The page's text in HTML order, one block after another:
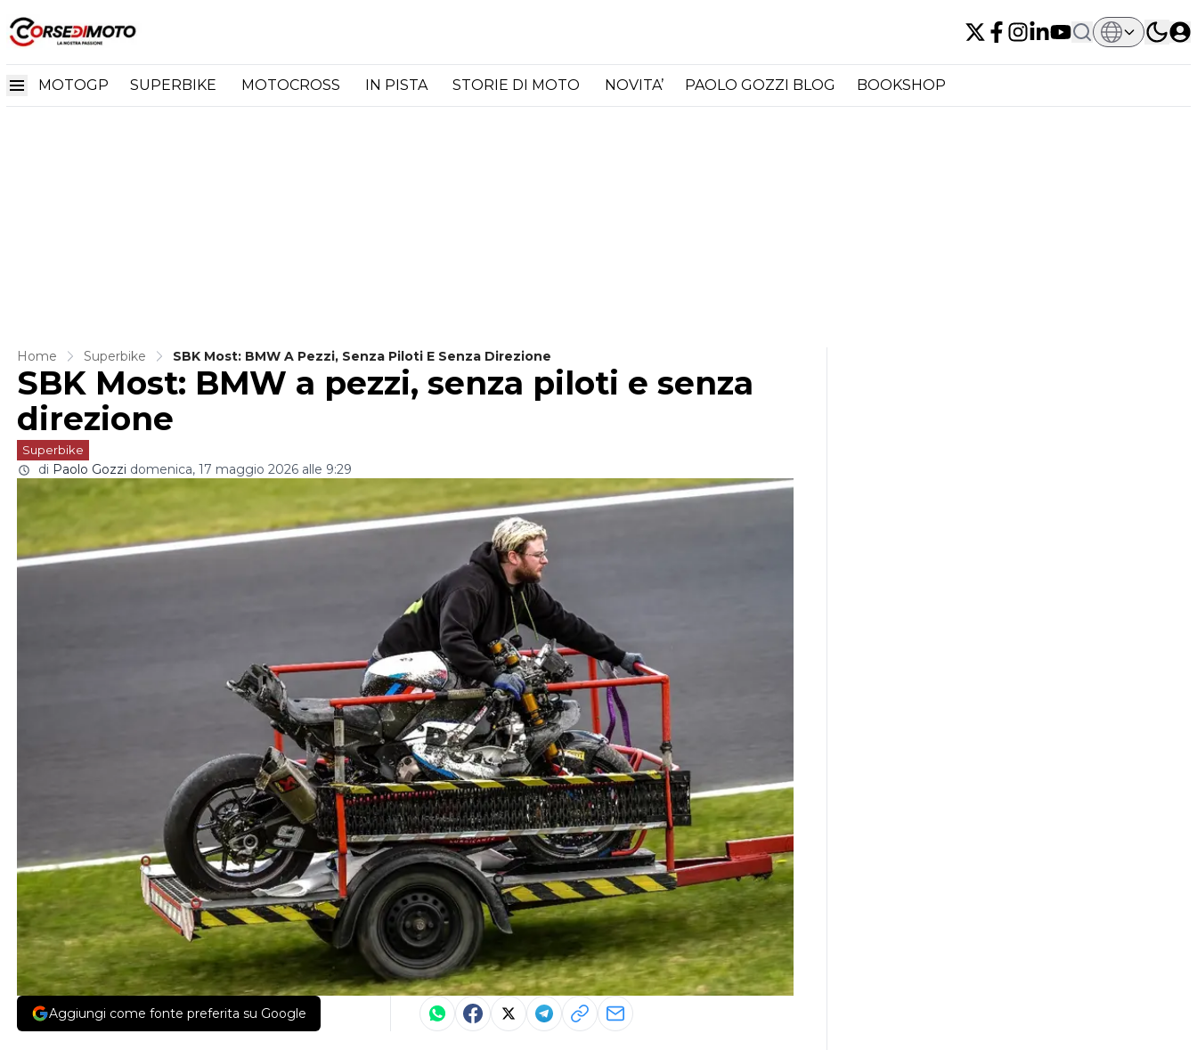
MOTOGP SUPERBIKE MOTOCROSS IN PISTA STORIE DI MOTO NOVITA’ PAOLO GOZZI BLOG BOOKSHOP
Home Superbike SBK Most: BMW A Pezzi, Senza Piloti E Senza Direzione
SBK Most: BMW a pezzi, senza piloti e senza
direzione
Superbike
di Paolo Gozzi domenica, 17 maggio 2026 alle 9:29
Aggiungi come fonte preferita su Google